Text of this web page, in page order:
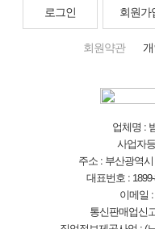
로그인 회원가
회원약관
업체명 :
사업자
주소 : 부산광역
대표번호 :
이메일 :
통신판매업신